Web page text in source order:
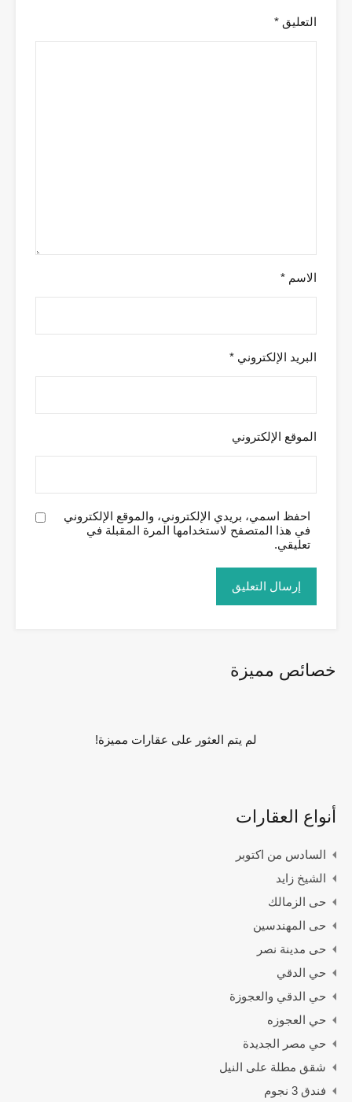
التعليق *
الاسم *
البريد الإلكتروني *
الموقع الإلكتروني
احفظ اسمي، بريدي الإلكتروني، والموقع الإلكتروني
في هذا المتصفح لاستخدامها المرة المقبلة في
تعليقي.
خصائص مميزة
لم يتم العثور على عقارات مميزة!
أنواع العقارات
السادس من اكتوبر
الشيخ زايد
حى الزمالك
حى المهندسين
حى مدينة نصر
حي الدقي
حي الدقي والعجوزة
حي العجوزه
حي مصر الجديدة
شقق مطلة على النيل
فندق 3 نجوم